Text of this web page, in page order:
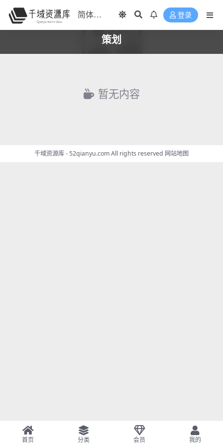
登录
策划
暂无内容
千域资源库 - 52qianyu.com All rights reserved 网站地图
首页 分类 会员 我的